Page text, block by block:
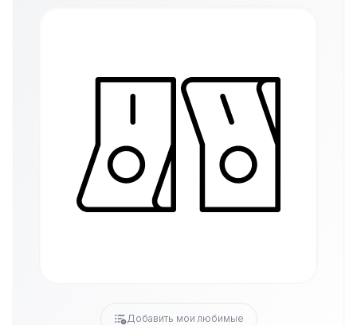
Добавить мои любимые